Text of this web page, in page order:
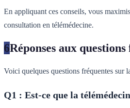
En appliquant ces conseils, vous
consultation en télémédecine.
6Réponses aux
Voici quelques questions fréquentes sur
Q1 : Est-ce que la